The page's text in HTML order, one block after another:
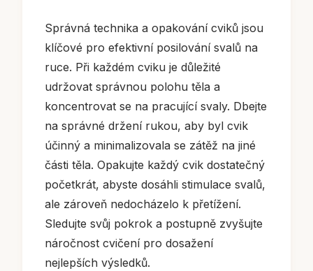
Správná technika a opakování cviků jsou
klíčové pro efektivní posilování svalů na
ruce. Při každém cviku je důležité
udržovat správnou polohu těla a
koncentrovat se na pracující svaly. Dbejte
na správné držení rukou, aby byl cvik
účinný a minimalizovala se zátěž na jiné
části těla. Opakujte každý cvik dostatečný
početkrát, abyste dosáhli stimulace svalů,
ale zároveň nedocházelo k přetížení.
Sledujte svůj pokrok a postupně zvyšujte
náročnost cvičení pro dosažení
nejlepších výsledků.